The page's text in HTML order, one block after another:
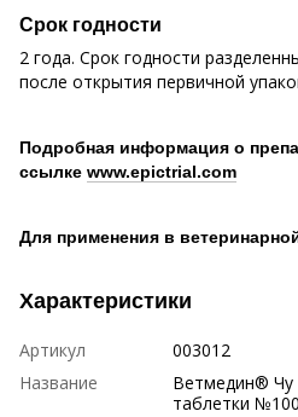
Срок годности
2 года. Срок годности
после открытия первичной
Подробная информация о
ссылке www.epictrial.com
Для применения в
Характеристики
Артикул
003012
Название
Ветмедин® Чу
таблетки №100